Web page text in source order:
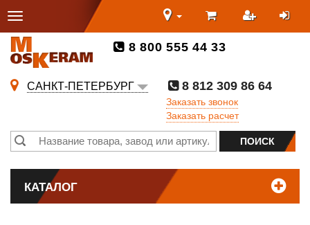
8 800 555 44 33
САНКТ-ПЕТЕРБУРГ
8 812 309 86 64
Заказать звонок
Заказать расчет
КАТАЛОГ